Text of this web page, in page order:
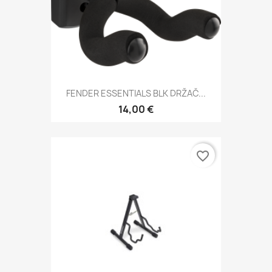
FENDER ESSENTIALS BLK DRŽAČ...
14,00 €
favorite_border